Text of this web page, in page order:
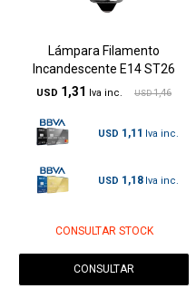
Lámpara Filamento
Incandescente E14 ST26
USD 1,31 USD 1,46
USD 1,11
USD 1,18
CONSULTAR STOCK
CONSULTAR